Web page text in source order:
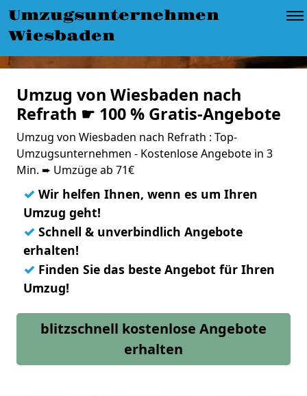
Umzugsunternehmen
Wiesbaden
Umzug von Wiesbaden nach
Refrath ☛ 100 % Gratis-Angebote
Umzug von Wiesbaden nach Refrath : Top-
Umzugsunternehmen - Kostenlose Angebote in 3
Min. ➨ Umzüge ab 71€
✓ Wir helfen Ihnen, wenn es um Ihren
Umzug geht!
✓ Schnell & unverbindlich Angebote
erhalten!
✓ Finden Sie das beste Angebot für Ihren
Umzug!
blitzschnell kostenlose Angebote
erhalten